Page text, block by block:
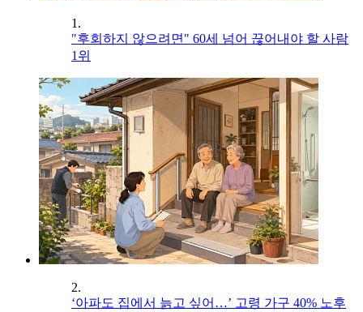
1.
"후회하지 않으려면" 60세 넘어 끊어내야 할 사람
1위
2.
‘아파도 집에서 늙고 싶어…’ 고령 가구 40% 노후